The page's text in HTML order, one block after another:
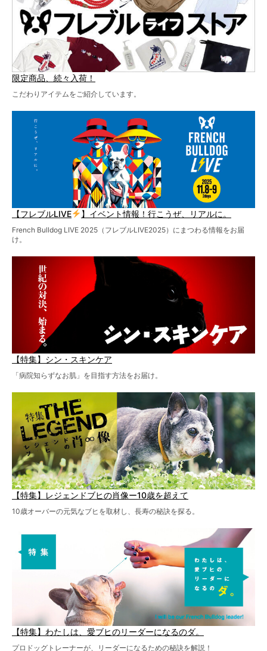
限定商品、続々入荷！
こだわりアイテムをご紹介しています。
【フレブルLIVE 】イベント情報！行こうぜ、リアルに。
French Bulldog LIVE 2025（フレブルLIVE2025）にまつわる情報をお届
け。
【特集】シン・スキンケア
「病院知らずなお肌」を目指す方法をお届け。
【特集】レジェンドブヒの肖像ー10歳を超えて
10歳オーバーの元気なブヒを取材し、長寿の秘訣を探る。
【特集】わたしは、愛ブヒのリーダーになるのダ。
プロドッグトレーナーが、リーダーになるための秘訣を解説！